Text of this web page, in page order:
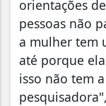
orientações
pessoas não
a mulher tem
até porque
isso não tem